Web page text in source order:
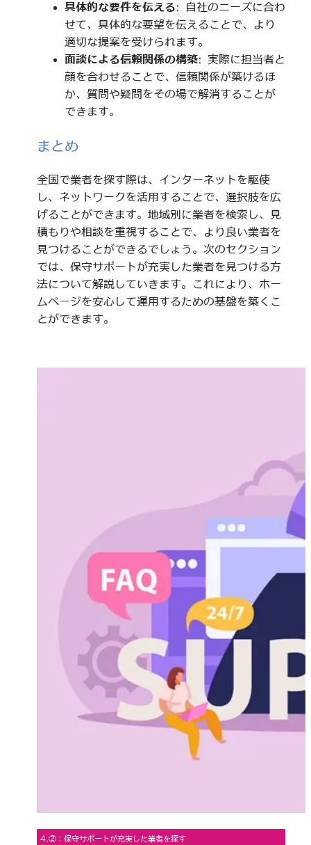
具体的な要件を伝える: 自社のニーズに合わ
せて、具体的な要望を伝えることで、より
適切な提案を受けられます。
面談による信頼関係の構築: 実際に担当者と
顔を合わせることで、信頼関係が築けるほ
か、質問や疑問をその場で解消することが
できます。
まとめ
全国で業者を探す際は、インターネットを駆使
し、ネットワークを活用することで、選択肢を広
げることができます。地域別に業者を検索し、見
積もりや相談を重視することで、より良い業者を
見つけることができるでしょう。次のセクション
では、保守サポートが充実した業者を見つける方
法について解説していきます。これにより、ホー
ムページを安心して運用するための基盤を築くこ
とができます。
4.②：保守サポートが充実した業者を探す